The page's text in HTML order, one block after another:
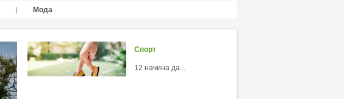
| Мода
Спорт
12 начина да...